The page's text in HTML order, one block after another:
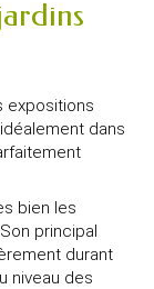
expositions
dans
bien les
principal
durant
niveau des